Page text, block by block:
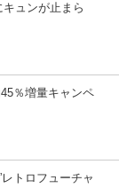
キュンが止まら
％増量キャンペ
トロフューチャ